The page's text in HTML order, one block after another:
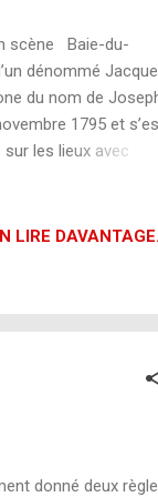
scène Baie-du-
dénommé
du nom de
1795 et
les lieux avec
que la victime avait
chair fendue » . La
LIRE
donné deux